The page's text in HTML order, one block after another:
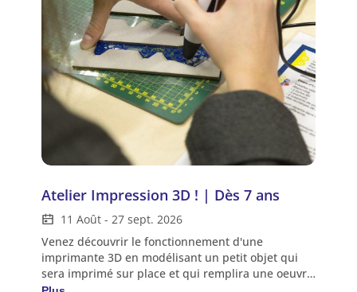
Atelier Impression 3D ! | Dès 7 ans
11 Août - 27 sept. 2026
Venez découvrir le fonctionnement d'une
imprimante 3D en modélisant un petit objet qui
sera imprimé sur place et qui remplira une oeuvre
collaborative. L'occasion de découvrir d'autres